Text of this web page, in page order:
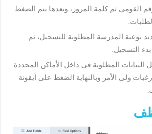
القومي ثم كلمة المرور، وبعدها يتم الضغط
نوعية المدرسة المطلوبة للتسجيل، ثم
التسجيل.
البيانات المطلوبة في داخل الأماكن المحددة
ولى الأمر وبالنهاية الضغط على أيقونة